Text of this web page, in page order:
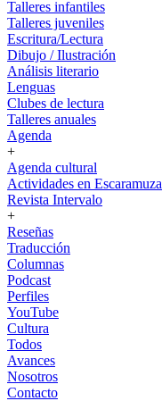
Talleres infantiles
Talleres juveniles
Escritura/Lectura
Dibujo / Ilustración
Análisis literario
Lenguas
Clubes de lectura
Talleres anuales
Agenda
+
Agenda cultural
Actividades en Escaramuza
Revista Intervalo
+
Reseñas
Traducción
Columnas
Podcast
Perfiles
YouTube
Cultura
Todos
Avances
Nosotros
Contacto